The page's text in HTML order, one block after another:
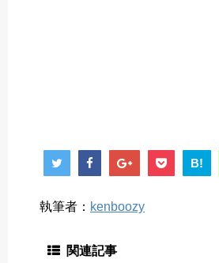
B!
執筆者： kenboozy
関連記事